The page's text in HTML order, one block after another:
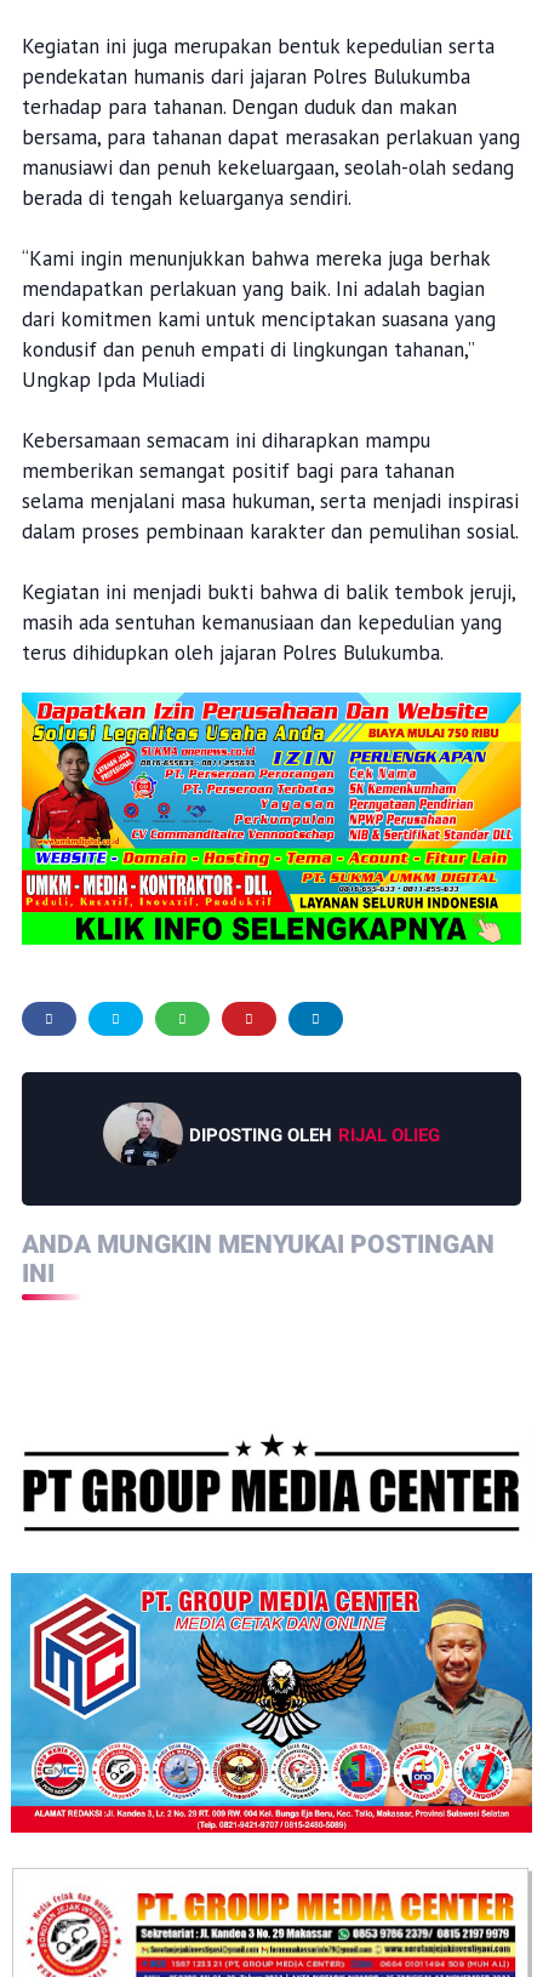
Kegiatan ini juga merupakan bentuk kepedulian serta
pendekatan humanis dari jajaran Polres Bulukumba
terhadap para tahanan. Dengan duduk dan makan
bersama, para tahanan dapat merasakan perlakuan yang
manusiawi dan penuh kekeluargaan, seolah-olah sedang
berada di tengah keluarganya sendiri.
“Kami ingin menunjukkan bahwa mereka juga berhak
mendapatkan perlakuan yang baik. Ini adalah bagian
dari komitmen kami untuk menciptakan suasana yang
kondusif dan penuh empati di lingkungan tahanan,”
Ungkap Ipda Muliadi
Kebersamaan semacam ini diharapkan mampu
memberikan semangat positif bagi para tahanan
selama menjalani masa hukuman, serta menjadi inspirasi
dalam proses pembinaan karakter dan pemulihan sosial.
Kegiatan ini menjadi bukti bahwa di balik tembok jeruji,
masih ada sentuhan kemanusiaan dan kepedulian yang
terus dihidupkan oleh jajaran Polres Bulukumba.
DIPOSTING OLEH RIJAL OLIEG
ANDA MUNGKIN MENYUKAI POSTINGAN
INI